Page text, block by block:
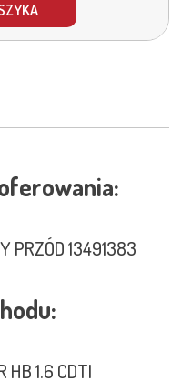
PRZÓD 13491383
HB 1.6 CDTI